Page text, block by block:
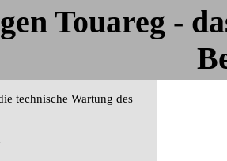
Touareg -
technische Wartung des